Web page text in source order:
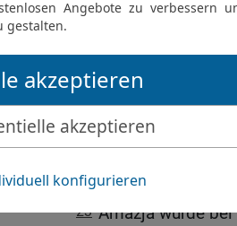
20 Aber Amazja
denn er wollte die
Israel geben, weil
suchten.
21 König Joasch
im Gebiet von Juda,
Die Männer von
auseinander, jeder
23 Amazja wurde